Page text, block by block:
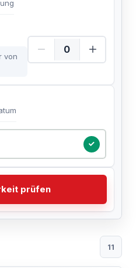
von
prüfen
Sie Ihr bevorzugtes
11